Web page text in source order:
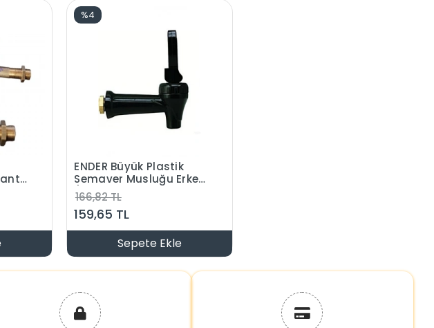
%4
ENDER Büyük Plastik
Semaver Musluğu Erkek
(Göstergesiz Dıştan
Dişli)
166,82 TL
159,65 TL
Sepete Ekle